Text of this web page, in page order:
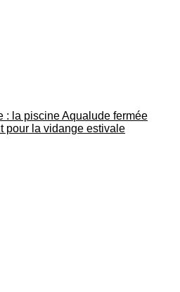
: la piscine Aqualude fermée
pour la vidange estivale